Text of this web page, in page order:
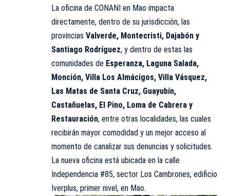
La oficina de CONANI en Mao impacta
directamente, dentro de su jurisdicción, las
provincias Valverde, Montecristi, Dajabón y
Santiago Rodríguez, y dentro de estas las
comunidades de Esperanza, Laguna Salada,
Monción, Villa Los Almácigos, Villa Vásquez,
Las Matas de Santa Cruz, Guayubín,
Castañuelas, El Pino, Loma de Cabrera y
Restauración, entre otras localidades, las cuales
recibirán mayor comodidad y un mejor acceso al
momento de canalizar sus denuncias y solicitudes.
La nueva oficina está ubicada en la calle
Independencia #85, sector Los Cambrones, edificio
Iverplus, primer nivel, en Mao.